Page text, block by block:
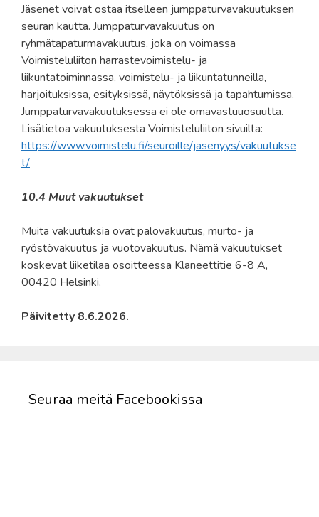
Jäsenet voivat ostaa itselleen jumppaturvavakuutuksen
seuran kautta. Jumppaturvavakuutus on
ryhmätapaturmavakuutus, joka on voimassa
Voimisteluliiton harrastevoimistelu- ja
liikuntatoiminnassa, voimistelu- ja liikuntatunneilla,
harjoituksissa, esityksissä, näytöksissä ja tapahtumissa.
Jumppaturvavakuutuksessa ei ole omavastuuosuutta.
Lisätietoa vakuutuksesta Voimisteluliiton sivuilta:
https://www.voimistelu.fi/seuroille/jasenyys/vakuutukse
t/
10.4 Muut vakuutukset
Muita vakuutuksia ovat palovakuutus, murto- ja
ryöstövakuutus ja vuotovakuutus. Nämä vakuutukset
koskevat liiketilaa osoitteessa Klaneettitie 6-8 A,
00420 Helsinki.
Päivitetty 8.6.2026.
Seuraa meitä Facebookissa